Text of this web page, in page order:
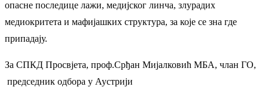
опасне последице лажи, медијског линча, злурадих
медиокритета и мафијашких структура, за које се зна где
припадају.
За СПКД Просвјета, проф.Срђан Мијалковић МБА, члан ГO,
председник одбора у Аустрији